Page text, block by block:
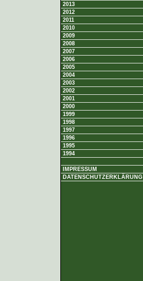
2013
2012
2011
2010
2009
2008
2007
2006
2005
2004
2003
2002
2001
2000
1999
1998
1997
1996
1995
1994
IMPRESSUM
DATENSCHUTZERKLÄRUNG